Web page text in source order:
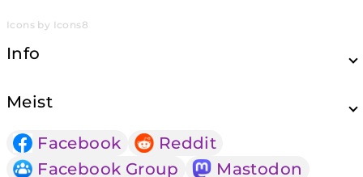
Icons by Icons8
Info
Meist
Facebook
Reddit
Facebook Group
Mastodon